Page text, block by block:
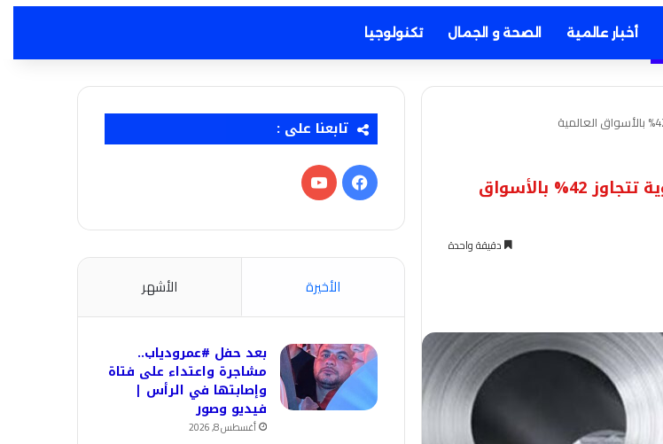
أخبار عالمية الصحة و الجمال تكنولوجيا
برغم من هبوطه المؤقت.. الألومنيوم يحقق مكاسب سنوية تتجاوز 42% بالأسواق
دقيقة واحدة
تابعنا على :
فيسبوك‫YouTube
الأخيرة الأشهر
بعد حفل #عمرودياب..
مشاجرة واعتداء على فتاة
وإصابتها في الرأس |
فيديو وصور
أغسطس 8, 2026